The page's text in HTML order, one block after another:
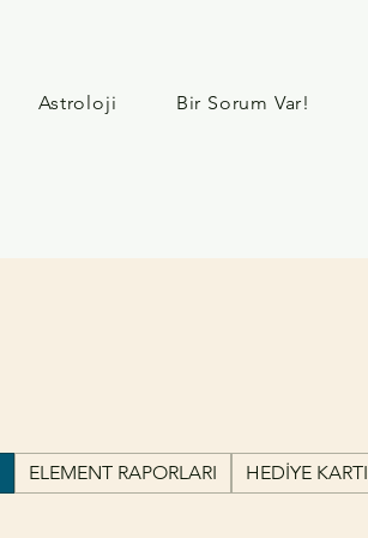
Astroloji Bir Sorum Var!
ELEMENT RAPORLARI HEDİYE KARTI